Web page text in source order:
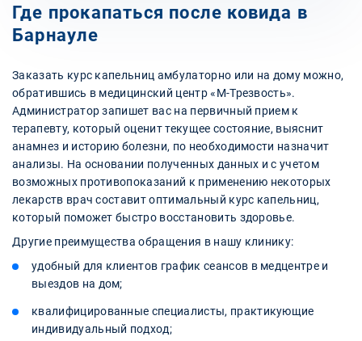
Где прокапаться после ковида в
Барнауле
Заказать курс капельниц амбулаторно или на дому можно,
обратившись в медицинский центр «М-Трезвость».
Администратор запишет вас на первичный прием к
терапевту, который оценит текущее состояние, выяснит
анамнез и историю болезни, по необходимости назначит
анализы. На основании полученных данных и с учетом
возможных противопоказаний к применению некоторых
лекарств врач составит оптимальный курс капельниц,
который поможет быстро восстановить здоровье.
Другие преимущества обращения в нашу клинику:
удобный для клиентов график сеансов в медцентре и
выездов на дом;
квалифицированные специалисты, практикующие
индивидуальный подход;